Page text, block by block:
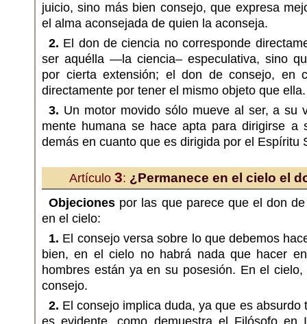
juicio, sino más bien consejo, que expresa
el alma aconsejada de quien la aconseja.
2. El don de ciencia no corresponde
ser aquélla —la ciencia– especulativa, sino
por cierta extensión; el don de consejo, en
directamente por tener el mismo objeto que ella.
3. Un motor movido sólo mueve al ser, a su
mente humana se hace apta para dirigirse
demás en cuanto que es dirigida por el Espíritu
Artículo 3: ¿Permanece en el cielo el
Objeciones por las que parece que el don
en el cielo:
1. El consejo versa sobre lo que debemos
bien, en el cielo no habrá nada que hacer
hombres están ya en su posesión. En el
consejo.
2. El consejo implica duda, ya que es absurdo
es evidente, como demuestra el Filósofo